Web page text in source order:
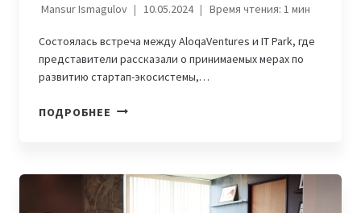
Mansur Ismagulov 10.05.2024 Время чтения: 1мин
Состоялась встреча между AloqaVentures и IT Park, где
представители рассказали о принимаемых мерах по
развитию стартап-экосистемы,…
ПОДРОБНЕЕ В
МИНЦИФРЫ
СОВМЕСТНО